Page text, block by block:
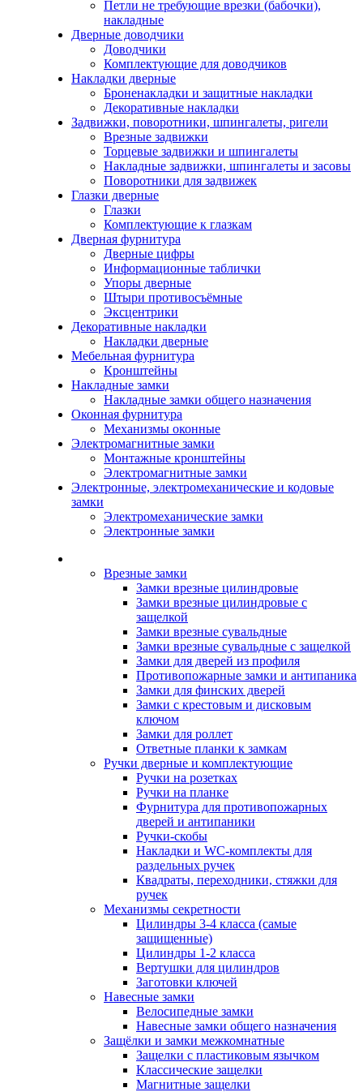
Петли не требующие врезки (бабочки),
накладные
Дверные доводчики
Доводчики
Комплектующие для доводчиков
Накладки дверные
Броненакладки и защитные накладки
Декоративные накладки
Задвижки, поворотники, шпингалеты, ригели
Врезные задвижки
Торцевые задвижки и шпингалеты
Накладные задвижки, шпингалеты и засовы
Поворотники для задвижек
Глазки дверные
Глазки
Комплектующие к глазкам
Дверная фурнитура
Дверные цифры
Информационные таблички
Упоры дверные
Штыри противосъёмные
Эксцентрики
Декоративные накладки
Накладки дверные
Мебельная фурнитура
Кронштейны
Накладные замки
Накладные замки общего назначения
Оконная фурнитура
Механизмы оконные
Электромагнитные замки
Монтажные кронштейны
Электромагнитные замки
Электронные, электромеханические и кодовые
замки
Электромеханические замки
Электронные замки
Врезные замки
Замки врезные цилиндровые
Замки врезные цилиндровые с
защелкой
Замки врезные сувальдные
Замки врезные сувальдные с защелкой
Замки для дверей из профиля
Противопожарные замки и антипаника
Замки для финских дверей
Замки с крестовым и дисковым
ключом
Замки для роллет
Ответные планки к замкам
Ручки дверные и комплектующие
Ручки на розетках
Ручки на планке
Фурнитура для противопожарных
дверей и антипаники
Ручки-скобы
Накладки и WC-комплекты для
раздельных ручек
Квадраты, переходники, стяжки для
ручек
Механизмы секретности
Цилиндры 3-4 класса (самые
защищенные)
Цилиндры 1-2 класса
Вертушки для цилиндров
Заготовки ключей
Навесные замки
Велосипедные замки
Навесные замки общего назначения
Защёлки и замки межкомнатные
Защелки с пластиковым язычком
Классические защелки
Магнитные защелки